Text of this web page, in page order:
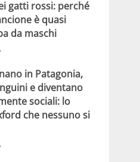
gatti rossi: perché
è quasi
da maschi
in Patagonia,
e diventano
sociali: lo
che nessuno si